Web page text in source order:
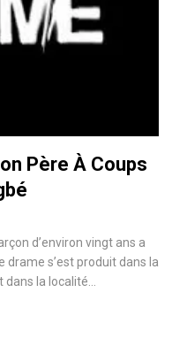
Père À Coups
d’environ vingt ans a
drame s’est produit dans la
la localité…